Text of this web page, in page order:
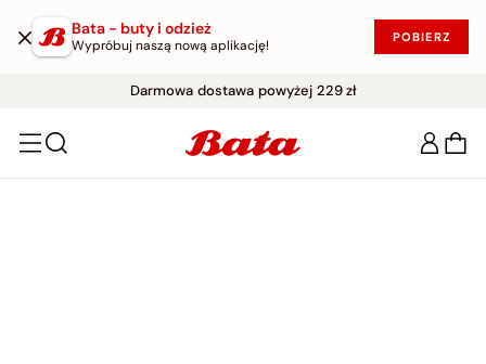
Bata - buty i odzież
Wypróbuj naszą nową aplikację! POBIERZ
Darmowa dostawa powyżej 229 zł